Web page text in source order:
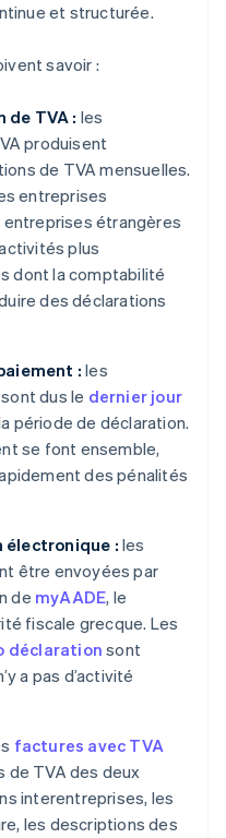
et structurée.
savoir :
de TVA : les
produisent
de TVA mensuelles.
entreprises
étrangères
plus
dont la comptabilité
des déclarations
:les
dus le dernier jour
période de déclaration.
se font ensemble,
des pénalités
électronique : les
être envoyées par
de myAADE, le
fiscale grecque. Les
déclaration sont
a pas d’activité
factures avec TVA
de TVA des deux
interentreprises, les
les descriptions des